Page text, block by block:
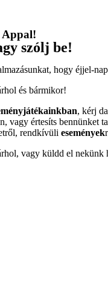
Appal!
szólj be!
hogy éjjel-
és bármikor!
, kérj
vagy értesíts bennünket
rendkívüli események
vagy küldd el nekünk